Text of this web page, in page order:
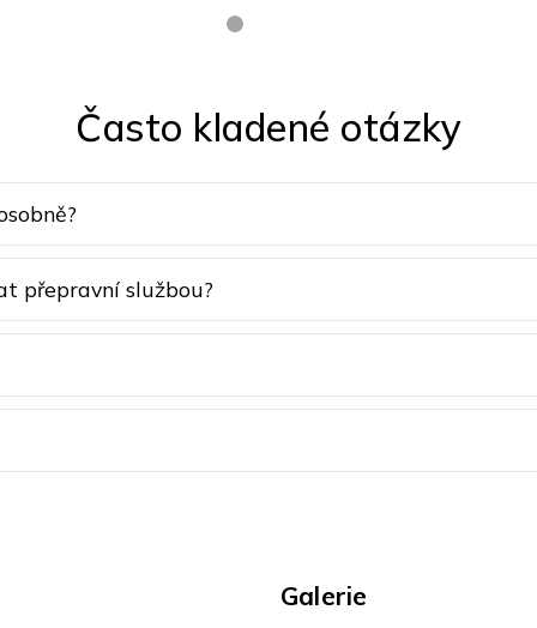
Často kladené otázky
přepravní službou?
Galerie